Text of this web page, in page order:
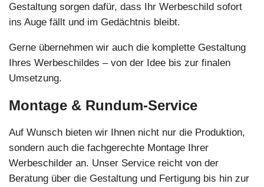
Gestaltung sorgen dafür, dass Ihr Werbeschild sofort
ins Auge fällt und im Gedächtnis bleibt.
Gerne übernehmen wir auch die komplette Gestaltung
Ihres Werbeschildes – von der Idee bis zur finalen
Umsetzung.
Montage & Rundum-Service
Auf Wunsch bieten wir Ihnen nicht nur die Produktion,
sondern auch die fachgerechte Montage Ihrer
Werbeschilder an. Unser Service reicht von der
Beratung über die Gestaltung und Fertigung bis hin zur